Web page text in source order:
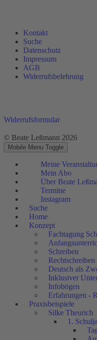
Kontakt
Suche
Datenschutz
Impressum
AGB
Widerrufsbelehrung
Widerrufsformular
© Beate Leßmann 2026
Mobile Menu Toggle
Meine
Mein Abo
Über Beate
Termine
Instagram
Suche
Home
Konzept
Fachtagung
Schreiben
Rechtschreiben
Deutsch als
Inklusiver
Infobögen
Erfahrungen -
Praxisbeispiele
Silke Theurich
1.